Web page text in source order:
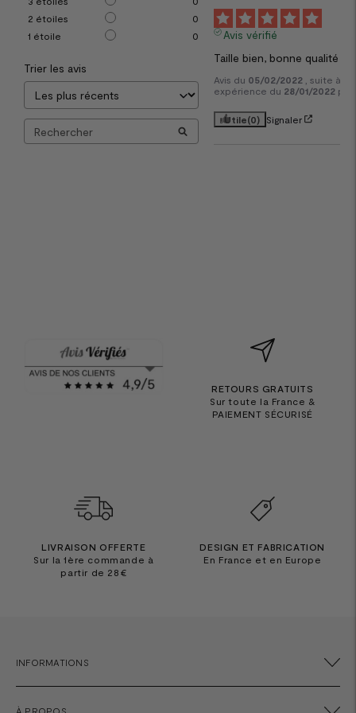
2 étoiles
0
1 étoile 0
Trier les avis
Avis vérifié
Taille bien, bonne qualité
Avis du 05/02/2022
, suite à
expérience du 28/01/2022 par
Utile(0) Signaler
RETOURS GRATUITS
Sur toute la France &
PAIEMENT SÉCURISÉ
LIVRAISON OFFERTE
Sur la 1ère commande à
partir de 28€
DESIGN ET FABRICATION
En France et en Europe
INFORMATIONS
À PROPOS